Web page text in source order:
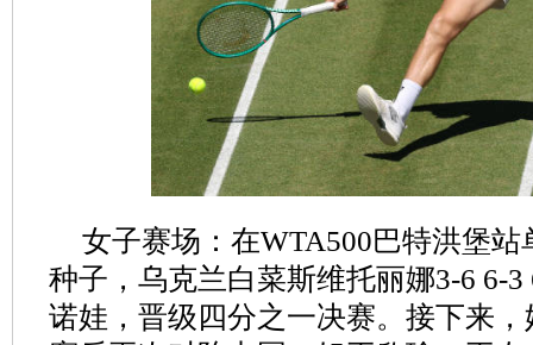
女子赛场：在WTA500巴特洪堡
种子，乌克兰白菜斯维托丽娜3-6 6-
诺娃，晋级四分之一决赛。接下来